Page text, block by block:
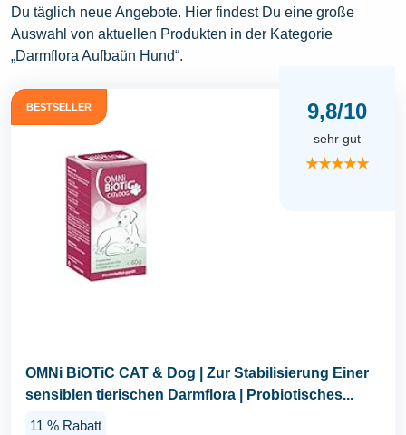
Du täglich neue Angebote. Hier findest Du eine große
Auswahl von aktuellen Produkten in der Kategorie
„Darmflora Aufbaün Hund“.
BESTSELLER 9,8/10
sehr gut
★★★★★
OMNi BiOTiC CAT & Dog | Zur Stabilisierung Einer
sensiblen tierischen Darmflora | Probiotisches...
11 % Rabatt